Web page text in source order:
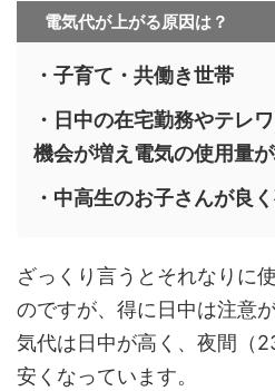
電気代が上がる原因は？
・子育て・共働き世帯
・日中の在宅勤務やテレ
機会が増え電気の使用量
・中高生のお子さんが良
ざっくり言うとそれなりに
のですが、得に日中は注意
気代は日中が高く、夜間（
安くなっています。